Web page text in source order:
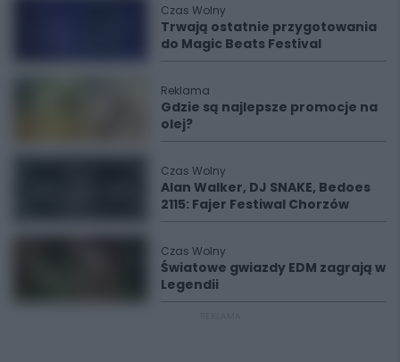
Czas Wolny
Trwają ostatnie przygotowania
do Magic Beats Festival
Reklama
Gdzie są najlepsze promocje na
olej?
Czas Wolny
Alan Walker, DJ SNAKE, Bedoes
2115: Fajer Festiwal Chorzów
Czas Wolny
Światowe gwiazdy EDM zagrają w
Legendii